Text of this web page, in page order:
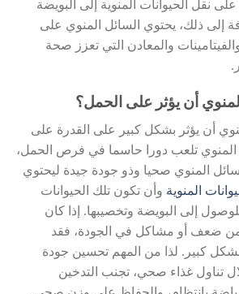
نقل الحيوانات المنوية إلى البويضة
إلى ذلك، يحتوي السائل المنوي على
والمعادن التي تعزز صحة
أن يؤثر على الحمل؟
أن يؤثر بشكل كبير على القدرة على
المنوي تلعب دورا حاسما في فرص الحمل،
المنوي صحيا وذو جودة جيدة ليحتوي
المنوية وأن تكون تلك الحيوانات
إلى البويضة وتخصيبها. إذا كان
من ضعف أو مشاكل في الجودة، فقد
كبير. لذا من المهم تحسين جودة
تناول غذاء صحي، تجنب التدخين